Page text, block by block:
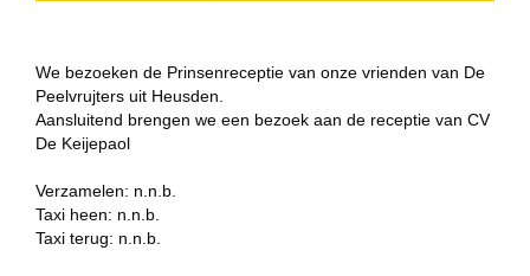
We bezoeken de Prinsenreceptie van onze vrienden van De
Peelvrujters uit Heusden.
Aansluitend brengen we een bezoek aan de receptie van CV
De Keijepaol
Verzamelen: n.n.b.
Taxi heen: n.n.b.
Taxi terug: n.n.b.